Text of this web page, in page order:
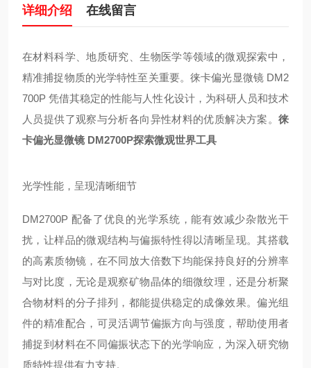
详细介绍 在线留言
在材料科学、地质研究、生物医学等领域的微观探索中，
精准捕捉物质的光学特性至关重要。徕卡偏光显微镜 DM2
700P 凭借其稳定的性能与人性化设计，为科研人员和技术
人员提供了观察与分析各向异性材料的优质解决方案。 徕
卡偏光显微镜 DM2700P探索微观世界工具
光学性能，呈现清晰细节
DM2700P 配备了优良的光学系统，能有效减少杂散光干
扰，让样品的微观结构与偏振特性得以清晰呈现。其搭载
的高素质物镜，在不同放大倍数下均能保持良好的分辨率
与对比度，无论是观察矿物晶体的细微纹理，还是分析聚
合物材料的分子排列，都能提供稳定的成像效果。偏光组
件的精准配合，可灵活调节偏振方向与强度，帮助使用者
捕捉到材料在不同偏振状态下的光学响应，为深入研究物
质特性提供有力支持。